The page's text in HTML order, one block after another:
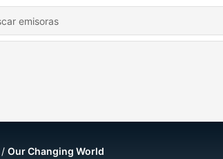
Our Changing World